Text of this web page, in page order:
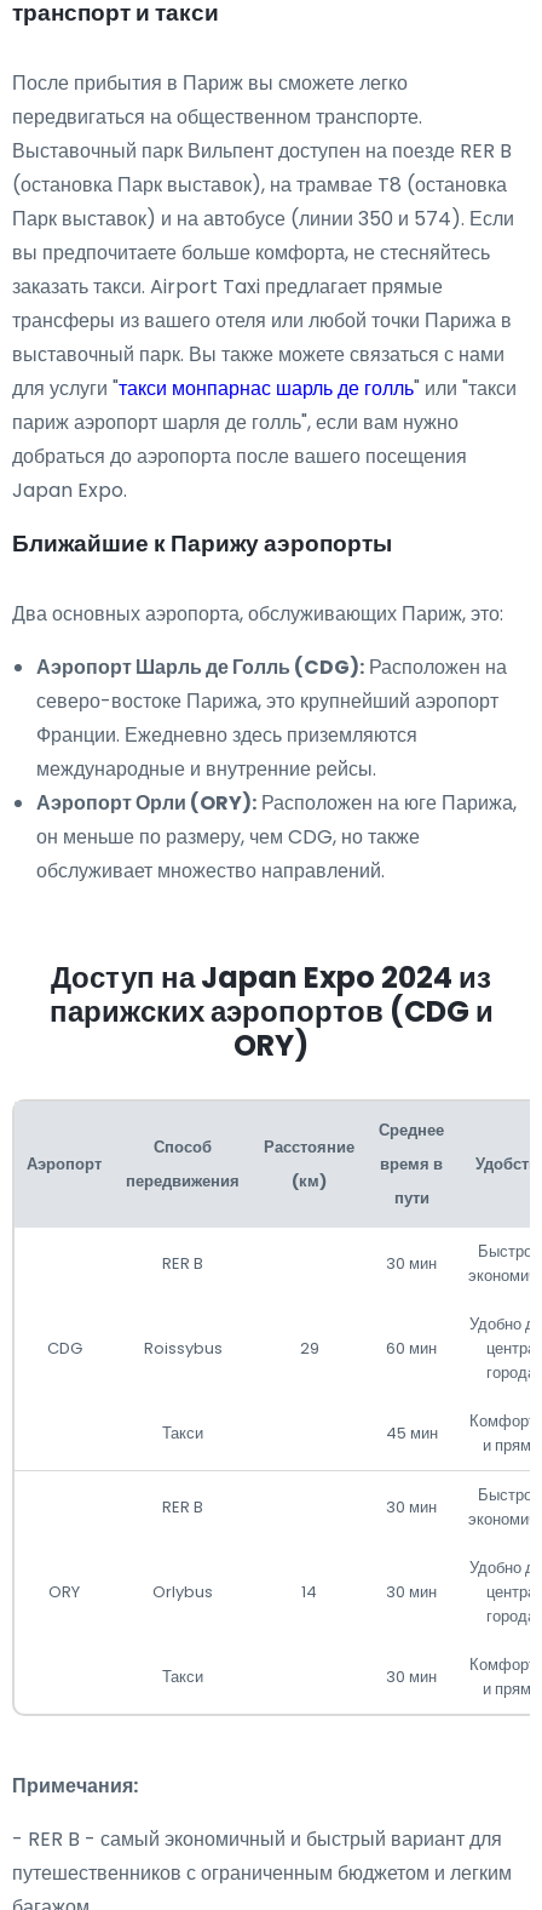
транспорт и такси
После прибытия в Париж вы сможете легко
передвигаться на общественном транспорте.
Выставочный парк Вильпент доступен на поезде RER B
(остановка Парк выставок), на трамвае T8 (остановка
Парк выставок) и на автобусе (линии 350 и 574). Если
вы предпочитаете больше комфорта, не стесняйтесь
заказать такси. Airport Taxi предлагает прямые
трансферы из вашего отеля или любой точки Парижа в
выставочный парк. Вы также можете связаться с нами
для услуги "такси монпарнас шарль де голль" или "такси
париж аэропорт шарля де голль", если вам нужно
добраться до аэропорта после вашего посещения
Japan Expo.
Ближайшие к Парижу аэропорты
Два основных аэропорта, обслуживающих Париж, это:
Аэропорт Шарль де Голль (CDG): Расположен на
северо-востоке Парижа, это крупнейший аэропорт
Франции. Ежедневно здесь приземляются
международные и внутренние рейсы.
Аэропорт Орли (ORY): Расположен на юге Парижа,
он меньше по размеру, чем CDG, но также
обслуживает множество направлений.
Доступ на Japan Expo 2024 из
парижских аэропортов (CDG и
ORY)
Аэропорт
Способ
передвижения
Расстояние
(км)
Среднее
время в
пути
CDG
RER B
29
30 мин
Быстро
Roissybus 60 мин
Удобно
центра
города
Такси 45 мин
и прямо
ORY
RER B
14
30 мин
Быстро
Orlybus 30 мин
Удобно
центра
города
Такси 30 мин
и прямо
Примечания:
- RER B - самый экономичный и быстрый вариант для
путешественников с ограниченным бюджетом и легким